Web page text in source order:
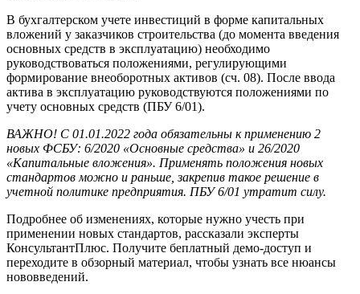
В бухгалтерском учете инвестиций в форме капитальных
вложений у заказчиков строительства (до момента введения
основных средств в эксплуатацию) необходимо
руководствоваться положениями, регулирующими
формирование внеоборотных активов (сч. 08). После ввода
актива в эксплуатацию руководствуются положениями по
учету основных средств (ПБУ 6/01).
ВАЖНО! С 01.01.2022 года обязательны к применению 2
новых ФСБУ: 6/2020 «Основные средства» и 26/2020
«Капитальные вложения». Применять положения новых
стандартов можно и раньше, закрепив такое решение в
учетной политике предприятия. ПБУ 6/01 утратит силу.
Подробнее об изменениях, которые нужно учесть при
применении новых стандартов, рассказали эксперты
КонсультантПлюс. Получите беплатный демо-доступ и
переходите в обзорный материал, чтобы узнать все нюансы
нововведений.